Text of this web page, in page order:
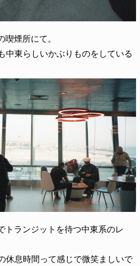
煙所にて。
中東らしいかぶりものをしている
トランジットを待つ中東系のレ
休息時間って感じで微笑ましいで